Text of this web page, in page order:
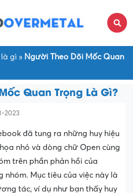
gì » Người Theo Dõi Mốc Quan
Quan Trọng Là Gì?
2023
đã tung ra những huy hiệu
nhỏ và dòng chữ Open cùng
trên phần phản hồi của
Mục tiêu của việc này là
tác, ví dụ như bạn thấy huy